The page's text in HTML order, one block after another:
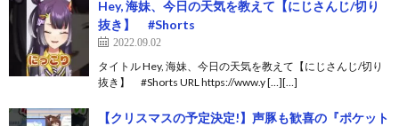
Hey, 海妹、今日の天気を教えて【にじさんじ/切り
抜き】 #Shorts
2022.09.02
タイトル Hey, 海妹、今日の天気を教えて【にじさんじ/切り
抜き】 #Shorts URL https://www.y […][…]
【クリスマスの予定決定!】声豚も歓喜の『ポケット